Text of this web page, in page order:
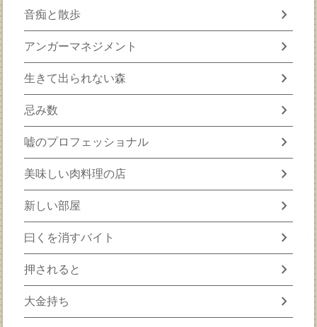
音痴と散歩 chevron_right
アンガーマネジメント chevron_right
生きて出られない森 chevron_right
忌み数 chevron_right
嘘のプロフェッショナル chevron_right
美味しい肉料理の店 chevron_right
新しい部屋 chevron_right
曰くを消すバイト chevron_right
押されると chevron_right
大金持ち chevron_right